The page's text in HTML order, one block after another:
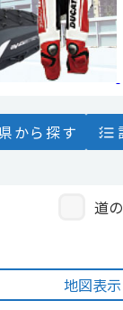
から探す
道
地図表示